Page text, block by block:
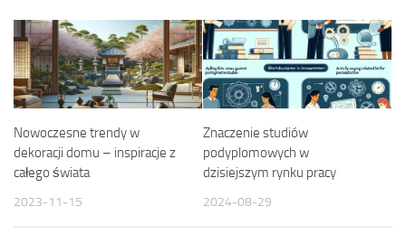
Nowoczesne trendy w
dekoracji domu – inspiracje z
całego świata
2023-11-15
Znaczenie studiów
podyplomowych w
dzisiejszym rynku pracy
2024-08-29